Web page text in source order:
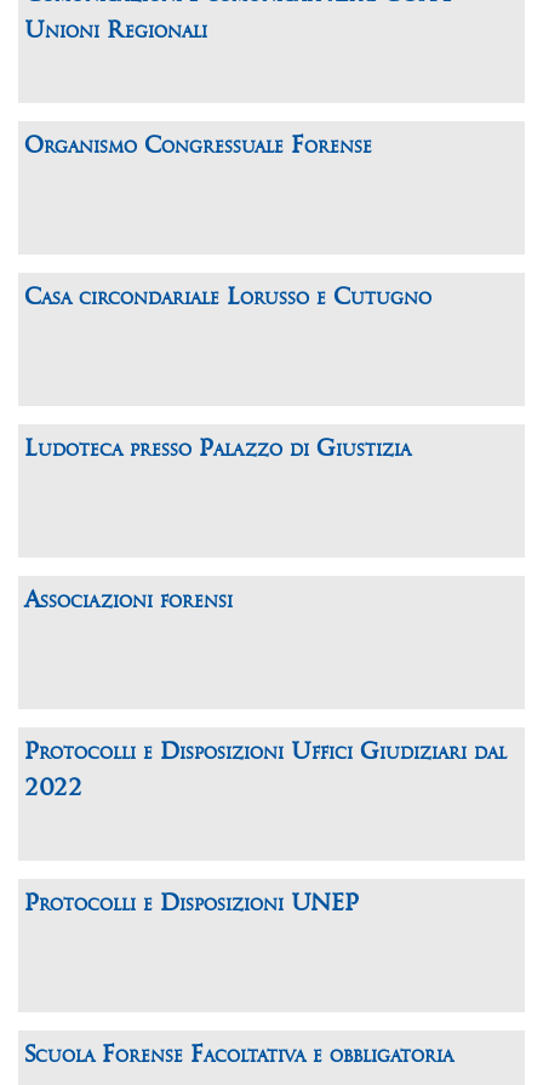
Unioni Regionali
Organismo Congressuale Forense
Casa circondariale Lorusso e Cutugno
Ludoteca presso Palazzo di Giustizia
Associazioni forensi
Protocolli e Disposizioni Uffici Giudiziari dal
2022
Protocolli e Disposizioni UNEP
Scuola Forense Facoltativa e obbligatoria